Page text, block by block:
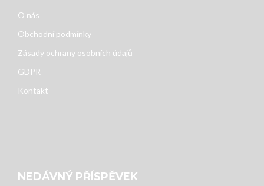
O nás
Obchodní podmínky
Zásady ochrany osobních údajů
GDPR
Kontakt
NEDÁVNÝ PŘÍSPĚVEK